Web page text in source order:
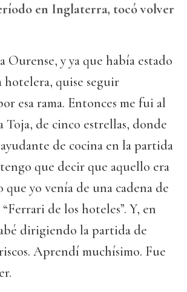
en Inglaterra, tocó volver
Ourense, y ya que había estado
hotelera, quise seguir
esa rama. Entonces me fui al
de cinco estrellas, donde
de cocina en la partida
tengo que decir que aquello era
que yo venía de una cadena de
de los hoteles”. Y, en
dirigiendo la partida de
Aprendí muchísimo. Fue